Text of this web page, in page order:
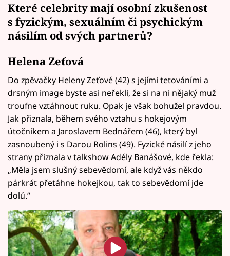
Které celebrity mají osobní zkušenost
s fyzickým, sexuálním či psychickým
násilím od svých partnerů?
Helena Zeťová
Do zpěvačky Heleny Zeťové (42) s jejími tetováními a
drsným image byste asi neřekli, že si na ni nějaký muž
troufne vztáhnout ruku. Opak je však bohužel pravdou.
Jak přiznala, během svého vztahu s hokejovým
útočníkem a Jaroslavem Bednářem (46), který byl
zasnoubený i s Darou Rolins (49). Fyzické násilí z jeho
strany přiznala v talkshow Adély Banášové, kde řekla:
„Měla jsem slušný sebevědomí, ale když vás někdo
párkrát přetáhne hokejkou, tak to sebevědomí jde
dolů.“